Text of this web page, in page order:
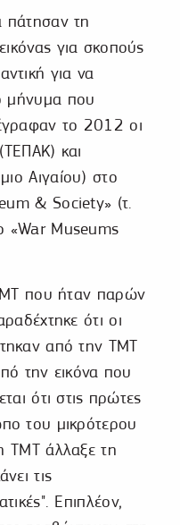
πάτησαν τη
για σκοπούς
για να
μήνυμα που
το 2012 οι
και
Αιγαίου) στο
& Society» (τ.
«War Museums
που ήταν παρών
ότι οι
από την ΤΜΤ
την εικόνα που
ότι στις πρώτες
του μικρότερου
ΤΜΤ άλλαξε τη
τις
Επιπλέον,